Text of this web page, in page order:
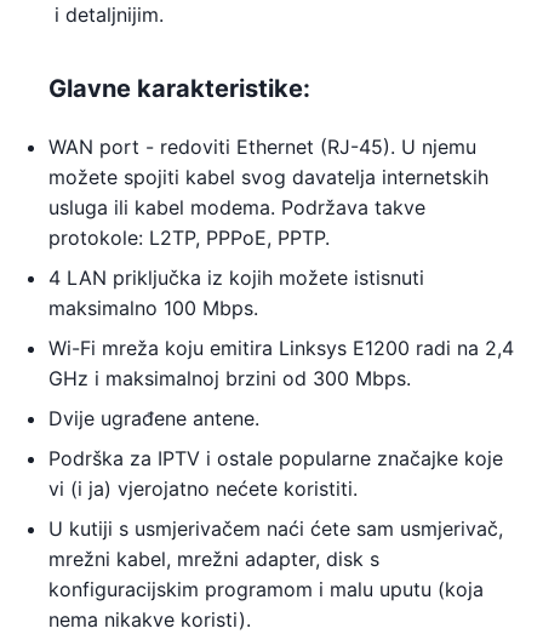
i detaljnijim.
Glavne karakteristike:
WAN port - redoviti Ethernet (RJ-45). U njemu
možete spojiti kabel svog davatelja internetskih
usluga ili kabel modema. Podržava takve
protokole: L2TP, PPPoE, PPTP.
4 LAN priključka iz kojih možete istisnuti
maksimalno 100 Mbps.
Wi-Fi mreža koju emitira Linksys E1200 radi na 2,4
GHz i maksimalnoj brzini od 300 Mbps.
Dvije ugrađene antene.
Podrška za IPTV i ostale popularne značajke koje
vi (i ja) vjerojatno nećete koristiti.
U kutiji s usmjerivačem naći ćete sam usmjerivač,
mrežni kabel, mrežni adapter, disk s
konfiguracijskim programom i malu uputu (koja
nema nikakve koristi).